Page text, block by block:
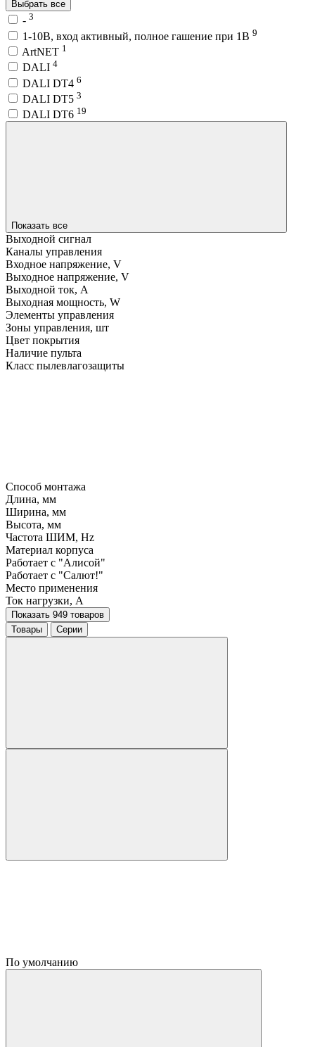
Выбрать все
- 3
1-10В, вход активный, полное гашение при 1В 9
ArtNET 1
DALI 4
DALI DT4 6
DALI DT5 3
DALI DT6 19
Показать все
Выходной сигнал
Каналы управления
Входное напряжение, V
Выходное напряжение, V
Выходной ток, A
Выходная мощность, W
Элементы управления
Зоны управления, шт
Цвет покрытия
Наличие пульта
Класс пылевлагозащиты
Способ монтажа
Длина, мм
Ширина, мм
Высота, мм
Частота ШИМ, Hz
Материал корпуса
Работает с "Алисой"
Работает с "Салют!"
Место применения
Ток нагрузки, A
Показать 949 товаров
Товары
Серии
По умолчанию